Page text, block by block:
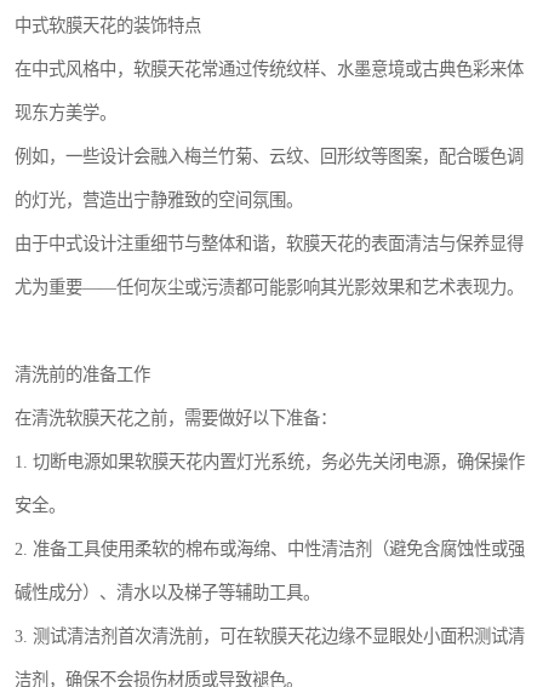
中式软膜天花的装饰特点
在中式风格中，软膜天花常通过传统纹样、水墨意境或古典色彩来体
现东方美学。
例如，一些设计会融入梅兰竹菊、云纹、回形纹等图案，配合暖色调
的灯光，营造出宁静雅致的空间氛围。
由于中式设计注重细节与整体和谐，软膜天花的表面清洁与保养显得
尤为重要——任何灰尘或污渍都可能影响其光影效果和艺术表现力。
清洗前的准备工作
在清洗软膜天花之前，需要做好以下准备：
1. 切断电源如果软膜天花内置灯光系统，务必先关闭电源，确保操作
安全。
2. 准备工具使用柔软的棉布或海绵、中性清洁剂（避免含腐蚀性或强
碱性成分）、清水以及梯子等辅助工具。
3. 测试清洁剂首次清洗前，可在软膜天花边缘不显眼处小面积测试清
洁剂，确保不会损伤材质或导致褪色。